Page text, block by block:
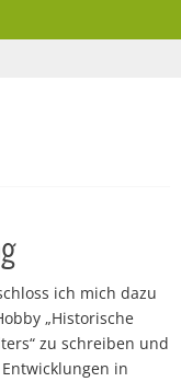
ich mich dazu
„Historische
zu schreiben und
in